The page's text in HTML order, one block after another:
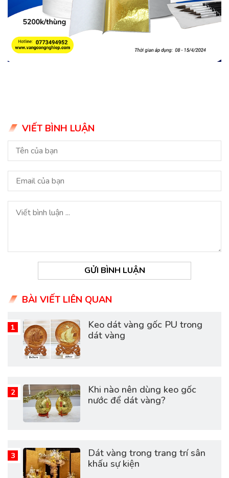
VIẾT BÌNH LUẬN
GỬI BÌNH LUẬN
BÀI VIẾT LIÊN QUAN
Keo dát vàng gốc PU trong
dát vàng
Khi nào nên dùng keo gốc
nước để dát vàng?
Dát vàng trong trang trí sân
khấu sự kiện